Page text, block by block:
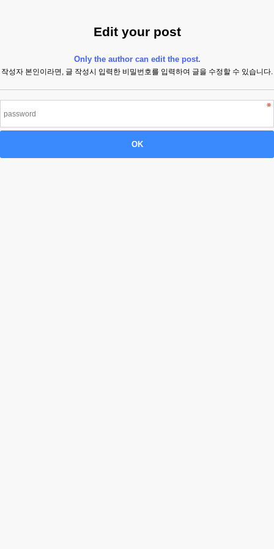
Edit your post
Only the author can edit the post.
작성자 본인이라면, 글 작성시 입력한 비밀번호를 입력하여 글을 수정할 수 있습니다.